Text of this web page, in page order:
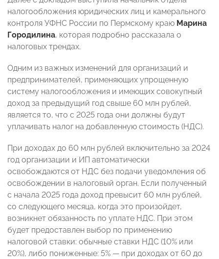
налогообложения юридических лиц и камерального
контроля УФНС России по Пермскому краю Марина
Городилина, которая подробно рассказала о
налоговых трендах.
Одним из важных изменений для организаций и
предпринимателей, применяющих упрощенную
систему налогообложения и имеющих совокупный
доход за предыдущий год свыше 60 млн рублей,
является то, что с 2025 года они должны будут
уплачивать налог на добавленную стоимость (НДС).
При доходах до 60 млн рублей включительно за 2024
год организации и ИП автоматически
освобождаются от НДС без подачи уведомления об
освобождении в налоговый орган. Если полученный
с начала 2025 года доход превысит 60 млн рублей,
со следующего месяца, когда это произойдет,
возникнет обязанность по уплате НДС. При этом
будет предоставлен выбор по применению
налоговой ставки: обычные ставки НДС (10% или
20%), либо пониженные: 5% — при доходах от 60 до